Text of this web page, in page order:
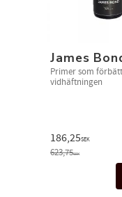
James
Primer som
vidhäftningen
186,25SEK
623,75SEK